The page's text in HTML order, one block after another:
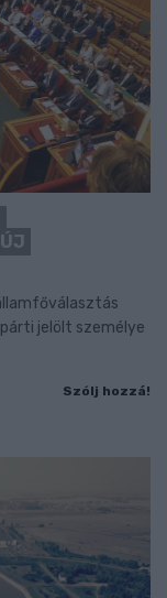
jelölt személye
Szólj hozzá!